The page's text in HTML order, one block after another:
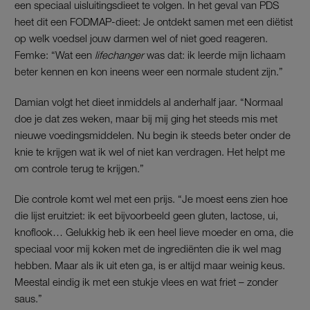
een speciaal uisluitingsdieet te volgen. In het geval van PDS
heet dit een FODMAP-dieet: Je ontdekt samen met een diëtist
op welk voedsel jouw darmen wel of niet goed reageren.
Femke: “Wat een lifechangerwas dat: ik leerde mijn lichaam
beter kennen en kon ineens weer een normale student zijn.”
Damian volgt het dieet inmiddels al anderhalf jaar. “Normaal
doe je dat zes weken, maar bij mij ging het steeds mis met
nieuwe voedingsmiddelen. Nu begin ik steeds beter onder de
knie te krijgen wat ik wel of niet kan verdragen. Het helpt me
om controle terug te krijgen.”
Die controle komt wel met een prijs. “Je moest eens zien hoe
die lijst eruitziet: ik eet bijvoorbeeld geen gluten, lactose, ui,
knoflook… Gelukkig heb ik een heel lieve moeder en oma, die
speciaal voor mij koken met de ingrediënten die ik wel mag
hebben. Maar als ik uit eten ga, is er altijd maar weinig keus.
Meestal eindig ik met een stukje vlees en wat friet – zonder
saus.”